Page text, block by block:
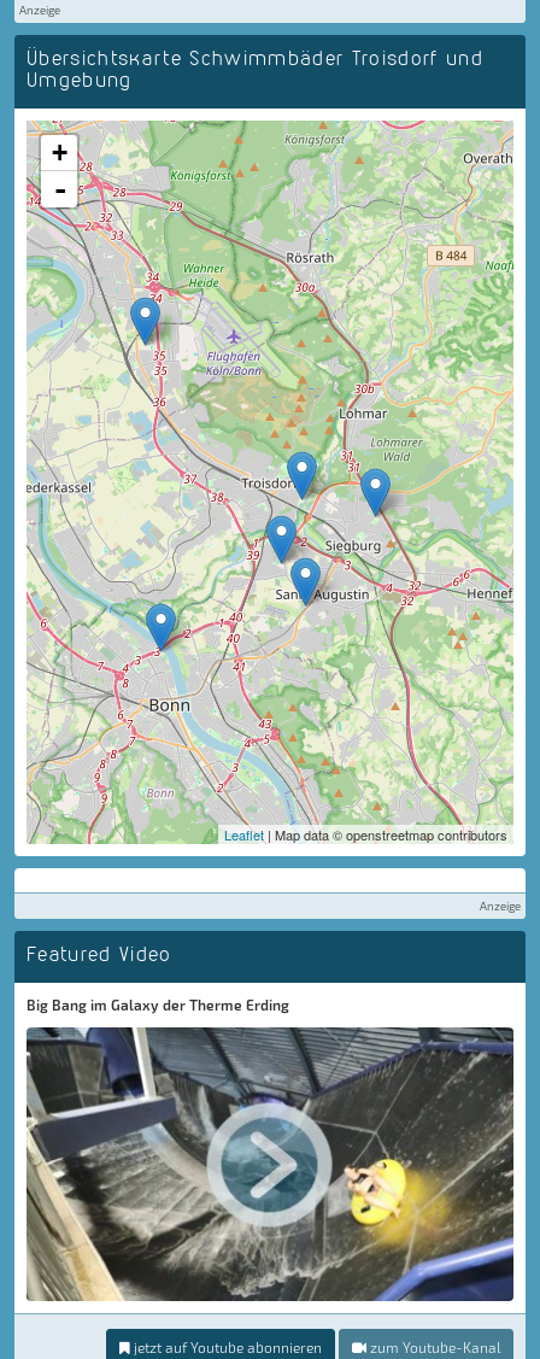
Anzeige
Übersichtskarte Schwimmbäder Troisdorf und
Umgebung
+
-
Leaflet | Map data © openstreetmap contributors
Anzeige
Featured Video
Big Bang im Galaxy der Therme Erding
jetzt auf Youtube abonnieren zum Youtube-Kanal